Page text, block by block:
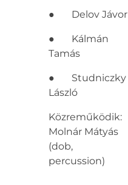
● Delov Jávor
● Kálmán
Tamás
● Studniczky
László
Közreműködik:
Molnár Mátyás
(dob,
percussion)